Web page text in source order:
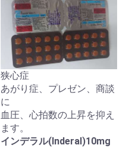
狭心症
あがり症、プレゼン、商談
に
血圧、心拍数の上昇を抑え
ます。
インデラル(Inderal)10mg